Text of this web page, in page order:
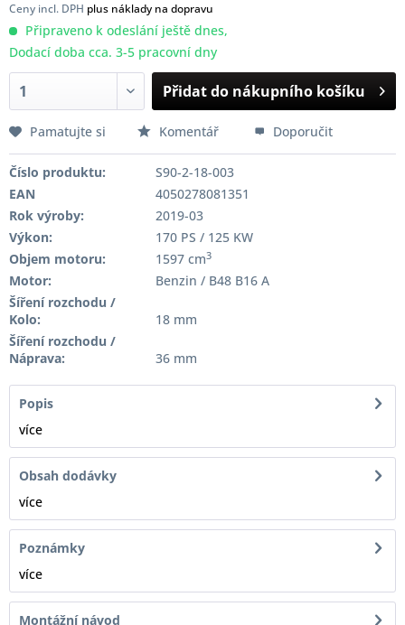
Ceny incl. DPH plus náklady na dopravu
Připraveno k odeslání ještě dnes,
Dodací doba cca. 3-5 pracovní dny
Přidat do nákupního košíku
Pamatujte si Komentář Doporučit
Číslo produktu:
S90-2-18-003
EAN
4050278081351
Rok výroby:
2019-03
Výkon:
170 PS / 125 KW
Objem motoru:
1597 cm3
Motor:
Benzin / B48 B16 A
Šíření rozchodu /
Kolo:
18 mm
Šíření rozchodu /
Náprava:
36 mm
Popis
více
Obsah dodávky
více
Poznámky
více
Montážní návod